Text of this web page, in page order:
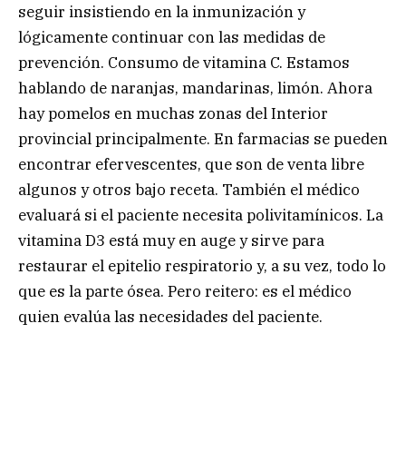
seguir insistiendo en la inmunización y
lógicamente continuar con las medidas de
prevención. Consumo de vitamina C. Estamos
hablando de naranjas, mandarinas, limón. Ahora
hay pomelos en muchas zonas del Interior
provincial principalmente. En farmacias se pueden
encontrar efervescentes, que son de venta libre
algunos y otros bajo receta. También el médico
evaluará si el paciente necesita polivitamínicos. La
vitamina D3 está muy en auge y sirve para
restaurar el epitelio respiratorio y, a su vez, todo lo
que es la parte ósea. Pero reitero: es el médico
quien evalúa las necesidades del paciente.